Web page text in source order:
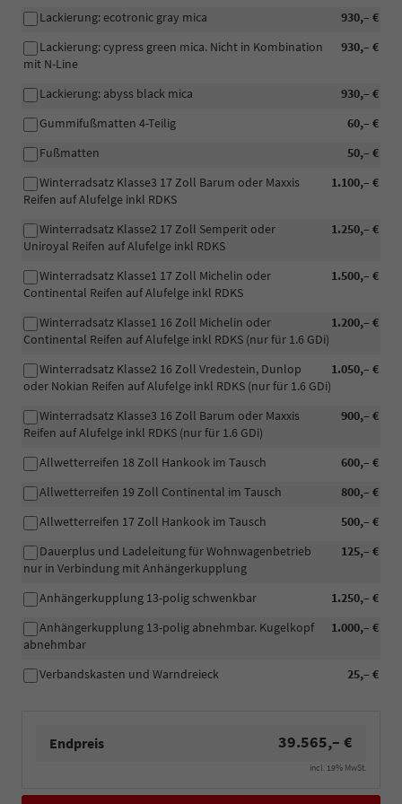
930,– €
Lackierung: ecotronic gray mica
930,– €
Lackierung: cypress green mica. Nicht in Kombination
mit N-Line
930,– €
Lackierung: abyss black mica
60,– €
Gummifußmatten 4-Teilig
50,– €
Fußmatten
1.100,– €
Winterradsatz Klasse3 17 Zoll Barum oder Maxxis
Reifen auf Alufelge inkl RDKS
1.250,– €
Winterradsatz Klasse2 17 Zoll Semperit oder
Uniroyal Reifen auf Alufelge inkl RDKS
1.500,– €
Winterradsatz Klasse1 17 Zoll Michelin oder
Continental Reifen auf Alufelge inkl RDKS
1.200,– €
Winterradsatz Klasse1 16 Zoll Michelin oder
Continental Reifen auf Alufelge inkl RDKS (nur für 1.6 GDi)
1.050,– €
Winterradsatz Klasse2 16 Zoll Vredestein, Dunlop
oder Nokian Reifen auf Alufelge inkl RDKS (nur für 1.6 GDi)
900,– €
Winterradsatz Klasse3 16 Zoll Barum oder Maxxis
Reifen auf Alufelge inkl RDKS (nur für 1.6 GDi)
600,– €
Allwetterreifen 18 Zoll Hankook im Tausch
800,– €
Allwetterreifen 19 Zoll Continental im Tausch
500,– €
Allwetterreifen 17 Zoll Hankook im Tausch
125,– €
Dauerplus und Ladeleitung für Wohnwagenbetrieb
nur in Verbindung mit Anhängerkupplung
1.250,– €
Anhängerkupplung 13-polig schwenkbar
1.000,– €
Anhängerkupplung 13-polig abnehmbar. Kugelkopf
abnehmbar
25,– €
Verbandskasten und Warndreieck
Endpreis 39.565,– €
incl. 19% MwSt.